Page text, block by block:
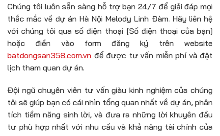
Chúng tôi luôn sẵn sàng hỗ trợ bạn 24/7 để giải đáp mọi
thắc mắc về dự án Hà Nội Melody Linh Đàm. Hãy liên hệ
với chúng tôi qua số điện thoại [Số điện thoại của bạn]
hoặc điền vào form đăng ký trên website
batdongsan358.com.vn để được tư vấn miễn phí và đặt
lịch tham quan dự án.
Đội ngũ chuyên viên tư vấn giàu kinh nghiệm của chúng
tôi sẽ giúp bạn có cái nhìn tổng quan nhất về dự án, phân
tích tiềm năng sinh lời, và đưa ra những lời khuyên đầu
tư phù hợp nhất với nhu cầu và khả năng tài chính của